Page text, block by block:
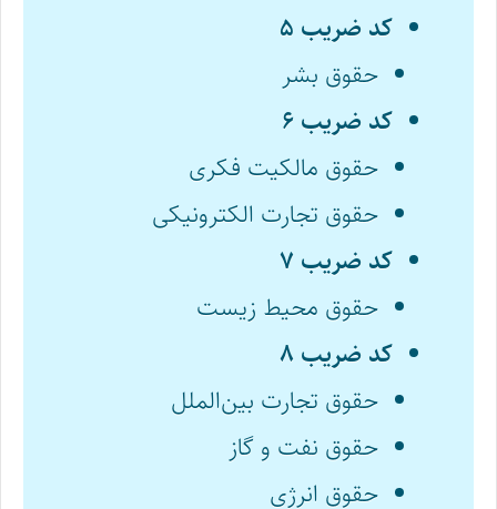
کد ضریب ۵
حقوق بشر
کد ضریب ۶
حقوق مالکیت فکری
حقوق تجارت الکترونیکی
کد ضریب ۷
حقوق محیط زیست
کد ضریب ۸
حقوق تجارت بین‌الملل
حقوق نفت و گاز
حقوق انرژی